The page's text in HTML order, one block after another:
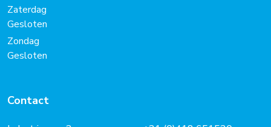
Zaterdag
Gesloten
Zondag
Gesloten
Contact